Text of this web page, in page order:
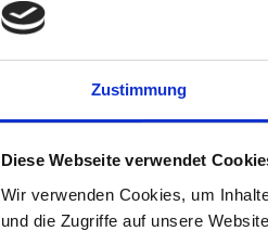
Zustimmung
Diese Webseite verwendet
Wir verwenden Cookies, um
und die Zugriffe auf unsere